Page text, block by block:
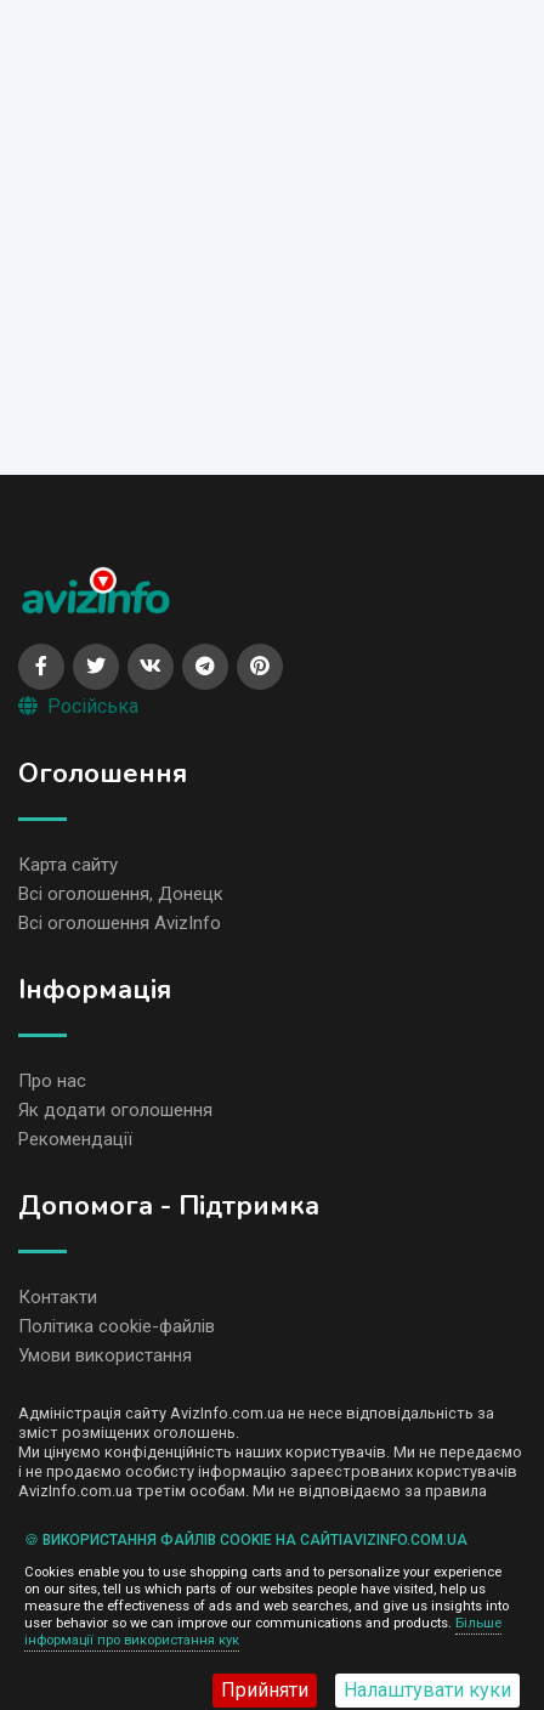
Російська
Оголошення
Карта сайту
Всі оголошення, Донецк
Всі оголошення AvizInfo
Iнформація
Про нас
Як додати оголошення
Рекомендації
Допомога - Підтримка
Контакти
Політика cookie-файлів
Умови використання
Адміністрація сайту AvizInfo.com.ua не несе відповідальність за
зміст розміщених оголошень.
Ми цінуємо конфіденційність наших користувачів. Ми не передаємо
і не продаємо особисту інформацію зареєстрованих користувачів
AvizInfo.com.ua третім особам. Ми не відповідаємо за правила
деяких сторінках нашого сайту представлена реклама Google
Adsense Advertising Network. Щоб дізнатися детальніше про
правила конфіденційності Googleнатисніть тут.
©2008-2026,AvizInfo.com.ua
🍪 ВИКОРИСТАННЯ ФАЙЛІВ COOKIE НА САЙТІAVIZINFO.COM.UA
Cookies enable you to use shopping carts and to personalize your experience
on our sites, tell us which parts of our websites people have visited, help us
measure the effectiveness of ads and web searches, and give us insights into
user behavior so we can improve our communications and products. Більше
інформації про використання кук
Прийняти Налаштувати куки